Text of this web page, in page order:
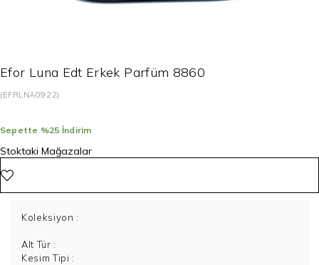
Efor Luna Edt Erkek Parfüm 8860
(EFRLNA0922)
Sepette %25 İndirim
Stoktaki Mağazalar
Koleksiyon :
Alt Tür :
Kesim Tipi :